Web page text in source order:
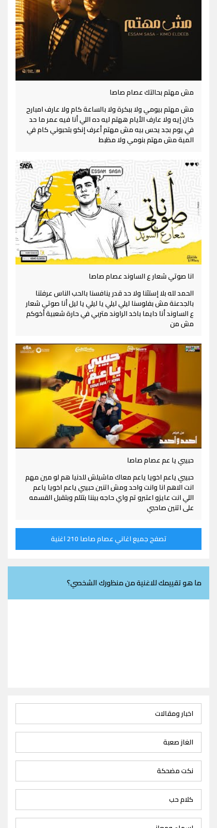
مش مهتم بحالتك عصام صاصا
مش مهتم بيومي ولا ببكرة ولا بالساعة كام ولا عارف امبارح
كان إيه ولا عارف الأيام ههتم ليه ده اللي أنا فيه عمر ما حد
في يوم بجد يحس بيه مش مهتم أعرف إنكو بتحبوني كام في
المية مش مهتم بنومي ولا مظبط
انا صوتي شعار ع الساوند عصام صاصا
الحمد لله بلا إستثنا ولا حد قدر ينافسنا بالحب الناس عرفتنا
بالجدعنة مش بفلوسنا ليلي ليلي يا ليلي يا ليل أنا صوتي شعار
ع الساوند أنا دايما باخد الراوند متربي في حارة شعبية أخوكم
مش من
حبيبي يا عم عصام صاصا
حبيبي ياعم اخويا ياعم معاك ماشيلش للدنيا هم لو مين مهم
انت الاهم انا وانت واحد ومش اتنين حبيبي ياعم اخويا ياعم
اللي انت عايزو اعتبرو تم واي حاجه بيننا بتتلم وبتقبل القسمه
على اتنين صاحبي
تصفح جميع اغاني عصام صاصا 210 اغنية
ما هو تقييمك للاغنية من منظورك الشخصي؟
اخبار ومقالات
الغاز صعبة
نكت مضحكة
كلام حب